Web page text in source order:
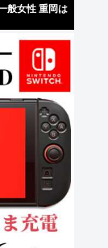
般女性 重岡は